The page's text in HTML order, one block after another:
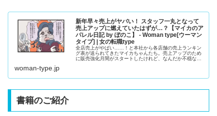
新年早々売上がヤバい！ スタッフ一丸となって
売上アップに燃えていたはずが…？【マイカのア
パレル日記 by ぼのこ】 - Woman type[ウーマン
タイプ] | 女の転職type
全店売上がやばい……！と本社から各店舗の売上ランキン
グ表が送られてきたマイカちゃんたち。売上アップのため
に販売強化月間がスタートしたけれど、なんだか不穏な雰
woman-type.jp
書籍のご紹介